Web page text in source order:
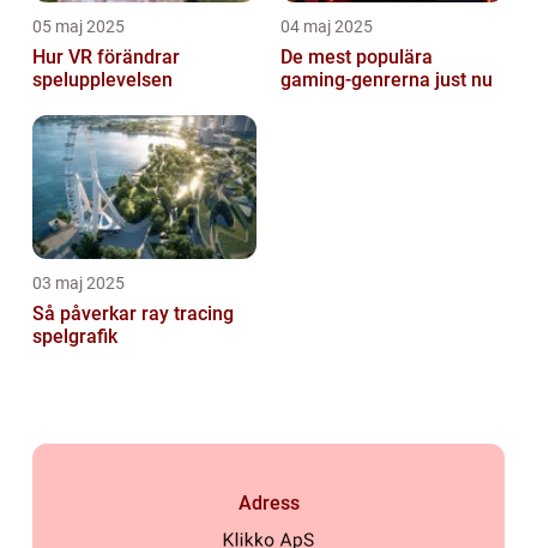
05 maj 2025
Hur VR förändrar
spelupplevelsen
04 maj 2025
De mest populära
gaming-genrerna just nu
03 maj 2025
Så påverkar ray tracing
spelgrafik
Adress